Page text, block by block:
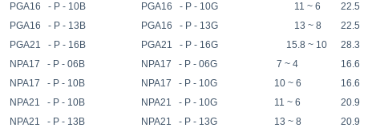
PGA16 - P - 10B
PGA16 - P - 13B
PGA21 - P - 16B
PGA16 - P - 10G
PGA16 - P - 13G
PGA21 - P - 16G
11 ~ 6
13 ~ 8
15.8 ~ 10
22.5
22.5
28.3
NPA17 - P - 06B
NPA17 - P - 10B
NPA21 - P - 10B
NPA21 - P - 13B
NPA17 - P - 06G
NPA17 - P - 10G
NPA21 - P - 10G
NPA21 - P - 13G
7 ~ 4
10 ~ 6
11 ~ 6
13 ~ 8
16.6
16.6
20.9
20.9